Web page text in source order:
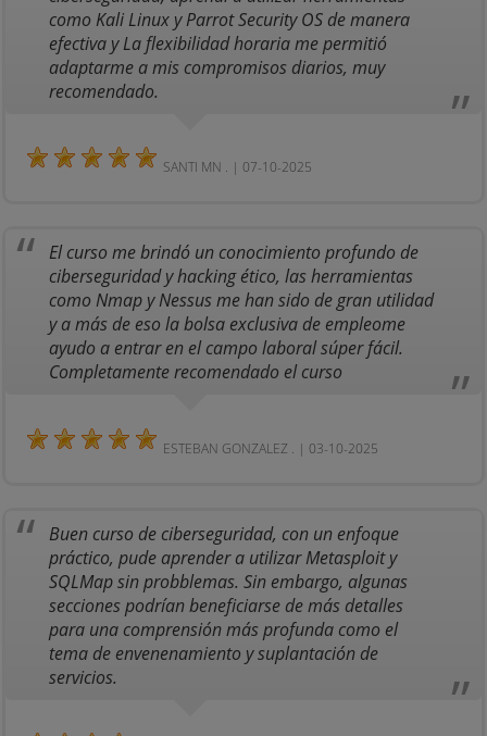
como Kali Linux y Parrot Security OS de manera
efectiva y La flexibilidad horaria me permitió
adaptarme a mis compromisos diarios, muy
recomendado.
SANTI MN . | 07-10-2025
El curso me brindó un conocimiento profundo de
ciberseguridad y hacking ético, las herramientas
como Nmap y Nessus me han sido de gran utilidad
y a más de eso la bolsa exclusiva de empleome
ayudo a entrar en el campo laboral súper fácil.
Completamente recomendado el curso
ESTEBAN GONZALEZ . | 03-10-2025
Buen curso de ciberseguridad, con un enfoque
práctico, pude aprender a utilizar Metasploit y
SQLMap sin probblemas. Sin embargo, algunas
secciones podrían beneficiarse de más detalles
para una comprensión más profunda como el
tema de envenenamiento y suplantación de
servicios.